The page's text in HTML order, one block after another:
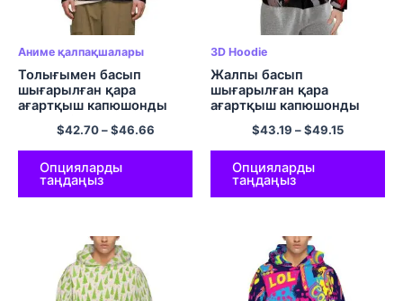
Аниме қалпақшалары
Толығымен басып
шығарылған қара
ағартқыш капюшонды
свиттері Аниме капюди
Полиэстер пуловері
$42.70–$46.66
Опцияларды
таңдаңыз
3D Hoodie
Жалпы басып
шығарылған қара
ағартқыш капюшонды
аниме юбкалары
полиэфирлі иілгіш
юбкалары.
$43.19 –$49.15
Опцияларды
таңдаңыз